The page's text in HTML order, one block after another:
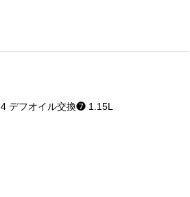
4 デフオイル交換❼ 1.15L